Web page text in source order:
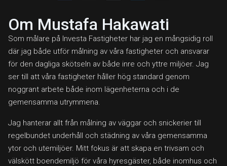
Om Mustafa Hakawati
Som målare på Investa Fastigheter har jag en mångsidig roll
där jag både utför målning av våra fastigheter och ansvarar
för den dagliga skötseln av både inre och yttre miljöer. Jag
ser till att våra fastigheter håller hög standard genom
noggrant arbete både inom lägenheterna och i de
gemensamma utrymmena.
Jag hanterar allt från målning av väggar och snickerier till
regelbundet underhåll och städning av våra gemensamma
ytor och utemiljöer. Mitt fokus är att skapa en trivsam och
välskött boendemiljö för våra hyresgäster, både inomhus och